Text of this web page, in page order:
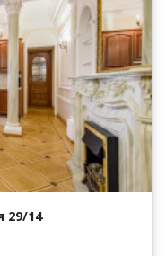
29/14